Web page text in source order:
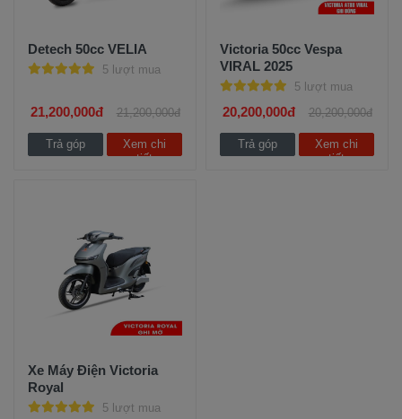
Detech 50cc VELIA
5 lượt mua
21,200,000đ 21,200,000đ
Trả góp
Xem chi
tiết
Victoria 50cc Vespa
VIRAL 2025
5 lượt mua
20,200,000đ 20,200,000đ
Trả góp
Xem chi
tiết
Xe Máy Điện Victoria
Royal
5 lượt mua